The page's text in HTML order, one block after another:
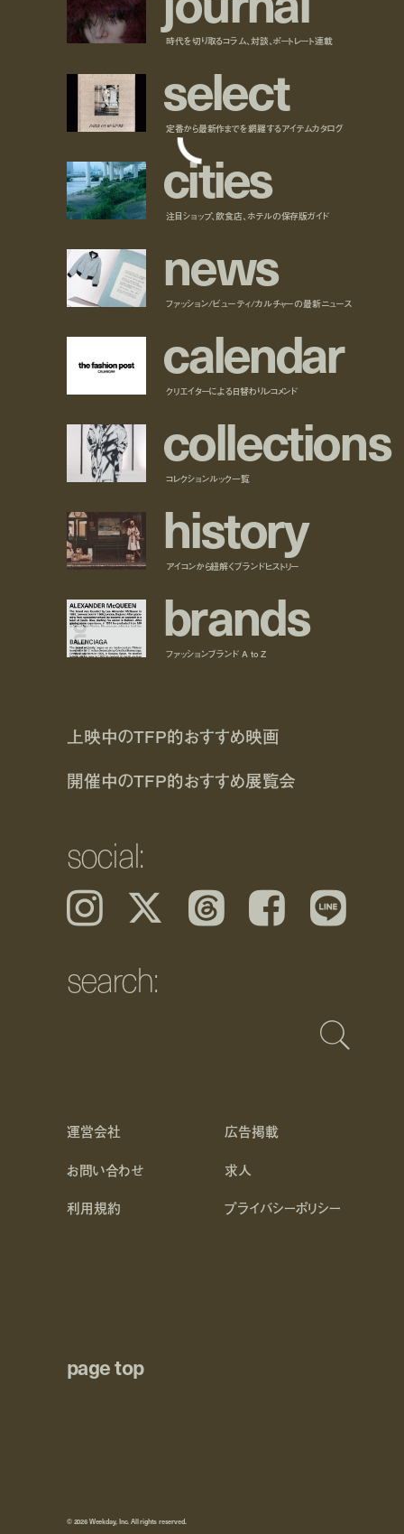
時代を切り取るコラム、対談、ポートレート連載
select
定番から最新作までを網羅するアイテムカタログ
cities
注目ショップ、飲食店、ホテルの保存版ガイド
news
ファッション/ビューティ/カルチャーの最新ニュース
calendar
クリエイターによる日替わりレコメンド
collections
コレクションルック一覧
history
アイコンから紐解くブランドヒストリー
brands
ファッションブランド A to Z
上映中のTFP的おすすめ映画
開催中のTFP的おすすめ展覧会
social:
Instagram 𝕏 Threads Facebook LINE
search:
運営会社
広告掲載
お問い合わせ
求人
利用規約
プライバシーポリシー
page top
© 2026 Weekday, Inc. All rights reserved.